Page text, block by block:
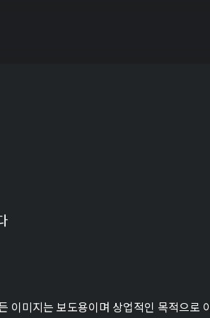
이미지는 보도용이며 상업적인 목적으로